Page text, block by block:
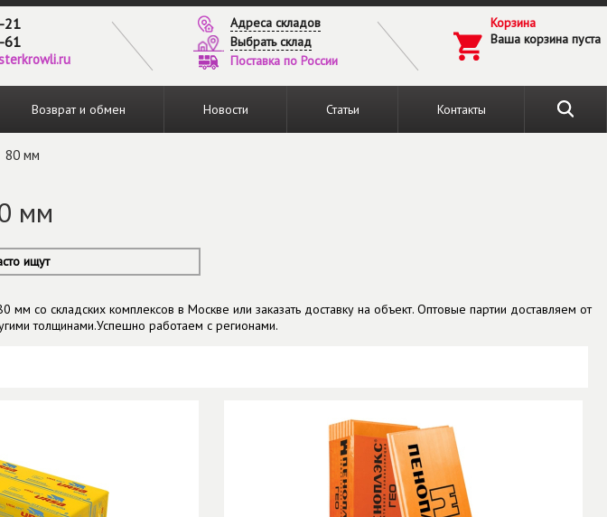
21
61
Адреса складов
Выбрать склад
Поставка по России
Корзина
Ваша корзина пуста
Возврат и обмен Новости Статьи Контакты
80 мм
мм
ищут
со складских комплексов в Москве или заказать доставку на объект. Оптовые партии доставляем от
толщинами.Успешно работаем с регионами.